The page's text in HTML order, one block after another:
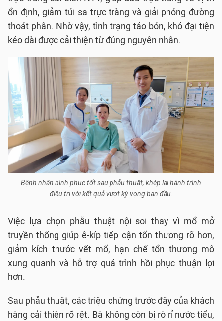
ổn định, giảm túi sa trực tràng và giải phóng đường
thoát phân. Nhờ vậy, tình trạng táo bón, khó đại tiện
kéo dài được cải thiện từ đúng nguyên nhân.
Bệnh nhân bình phục tốt sau phẫu thuật, khép lại hành trình
điều trị với kết quả vượt kỳ vọng ban đầu.
Việc lựa chọn phẫu thuật nội soi thay vì mổ mở
truyền thống giúp ê-kíp tiếp cận tổn thương rõ hơn,
giảm kích thước vết mổ, hạn chế tổn thương mô
xung quanh và hỗ trợ quá trình hồi phục thuận lợi
hơn.
Sau phẫu thuật, các triệu chứng trước đây của khách
hàng cải thiện rõ rệt. Bà không còn bị rò rỉ nước tiểu,